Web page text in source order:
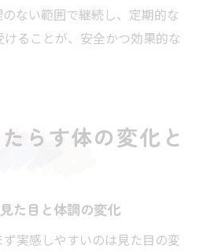
ない範囲で継続し、定期的な
ることが、安全かつ効果的な
らす体の変化と
た目と体調の変化
実感しやすいのは見た目の変